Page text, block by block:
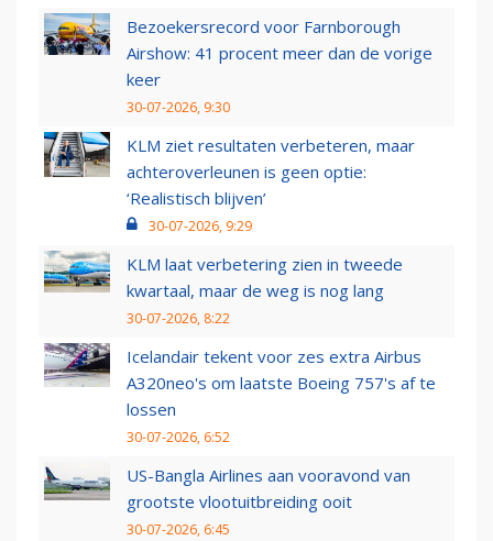
Bezoekersrecord voor Farnborough
Airshow: 41 procent meer dan de vorige
keer
30-07-2026, 9:30
KLM ziet resultaten verbeteren, maar
achteroverleunen is geen optie:
‘Realistisch blijven’
30-07-2026, 9:29
KLM laat verbetering zien in tweede
kwartaal, maar de weg is nog lang
30-07-2026, 8:22
Icelandair tekent voor zes extra Airbus
A320neo's om laatste Boeing 757's af te
lossen
30-07-2026, 6:52
US-Bangla Airlines aan vooravond van
grootste vlootuitbreiding ooit
30-07-2026, 6:45